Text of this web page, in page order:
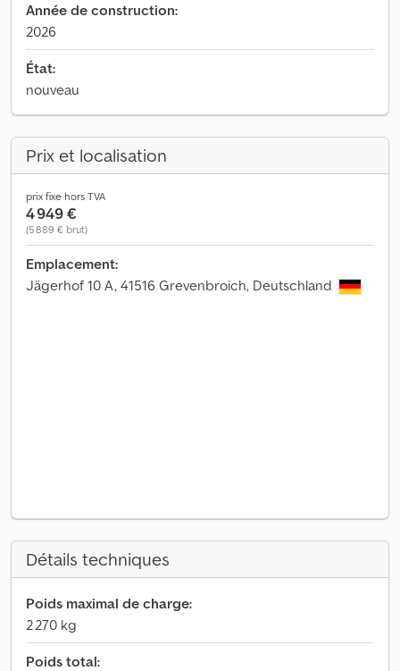
Année de construction:
2026
État:
nouveau
Prix et localisation
prix fixe hors TVA
4 949 €
(5 889 € brut)
Emplacement:
Jägerhof 10 A, 41516 Grevenbroich, Deutschland
Détails techniques
Poids maximal de charge:
2 270 kg
Poids total: